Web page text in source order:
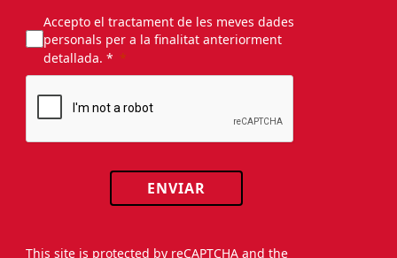
Accepto el tractament de les meves dades
personals per a la finalitat anteriorment
detallada. *
ENVIAR
This site is protected by reCAPTCHA and the